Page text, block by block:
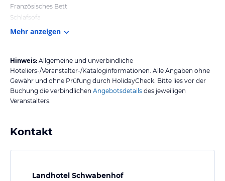
Französisches Bett
Schlafsofa
Mehr anzeigen
Hinweis: Allgemeine und unverbindliche
Hoteliers-/Veranstalter-/Kataloginformationen. Alle Angaben ohne
Gewähr und ohne Prüfung durch HolidayCheck. Bitte lies vor der
Buchung die verbindlichen Angebotsdetails des jeweiligen
Veranstalters.
Kontakt
Landhotel Schwabenhof